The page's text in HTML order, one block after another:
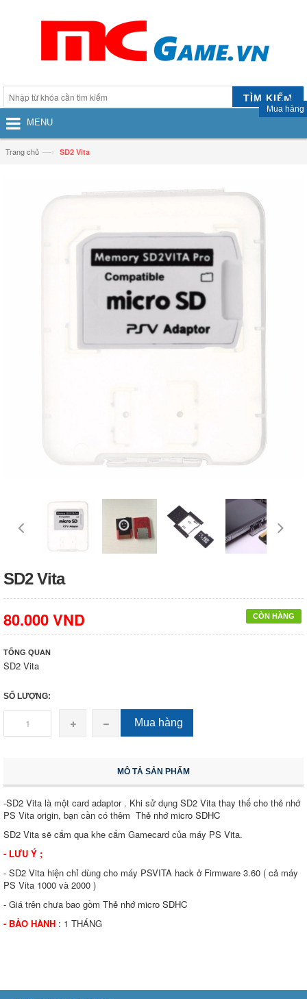
TÌM KIẾM
Mua hàng
MENU
Trang chủ —› SD2 Vita
SD2 Vita
CÒN HÀNG
80.000 VND
TỔNG QUAN
SD2 Vita
SỐ LƯỢNG:
Mua hàng
MÔ TẢ SẢN PHẨM
-SD2 Vita là một card adaptor . Khi sử dụng SD2 Vita thay thế cho thẻ nhớ
PS Vita origin, bạn cần có thêm Thẻ nhớ micro SDHC
SD2 Vita sẽ cắm qua khe cắm Gamecard của máy PS Vita.
- LƯU Ý ;
- SD2 Vita hiện chỉ dùng cho máy PSVITA hack ở Firmware 3.60 ( cả máy
PS Vita 1000 và 2000 )
- Giá trên chưa bao gồm Thẻ nhớ micro SDHC
- BẢO HÀNH : 1 THÁNG